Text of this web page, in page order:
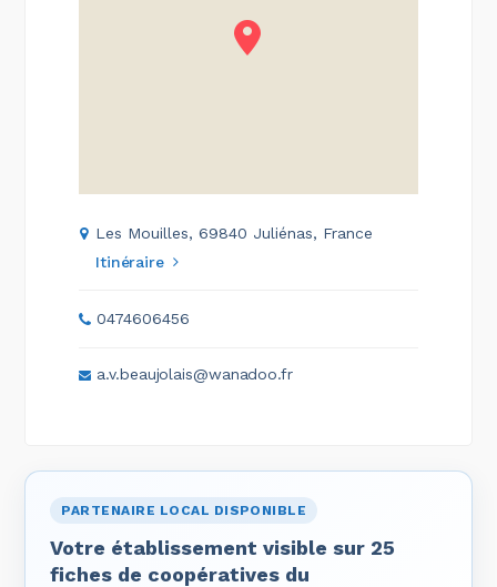
Les Mouilles, 69840 Juliénas, France
Itinéraire
0474606456
a.v.beaujolais@wanadoo.fr
PARTENAIRE LOCAL DISPONIBLE
Votre établissement visible sur 25
fiches de coopératives du